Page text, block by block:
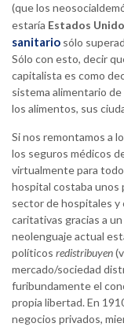
(que los
estaría Estados
sanitario sólo
Sólo con esto, decir
capitalista es como
sistema alimentario
los alimentos, sus
Si nos remontamos a
los seguros médicos
virtualmente para
hospital costaba unos
sector de hospitales y
caritativas gracias a
neolenguaje actual
políticos redistribuyen
mercado/sociedad
furibundamente el
propia libertad. En
negocios privados,